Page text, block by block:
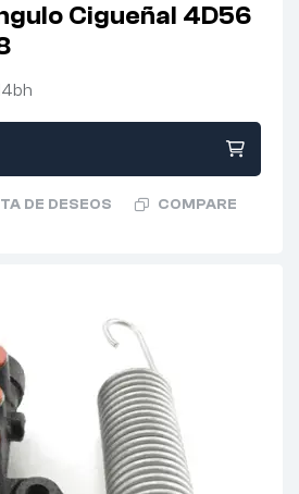
Cigueñal 4D56
DE DESEOS COMPARE